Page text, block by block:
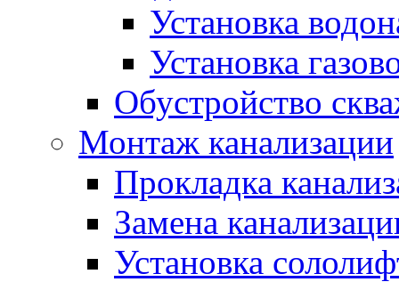
Установка
Установка
Обустройство
Монтаж канализации
Прокладка
Замена
Установка